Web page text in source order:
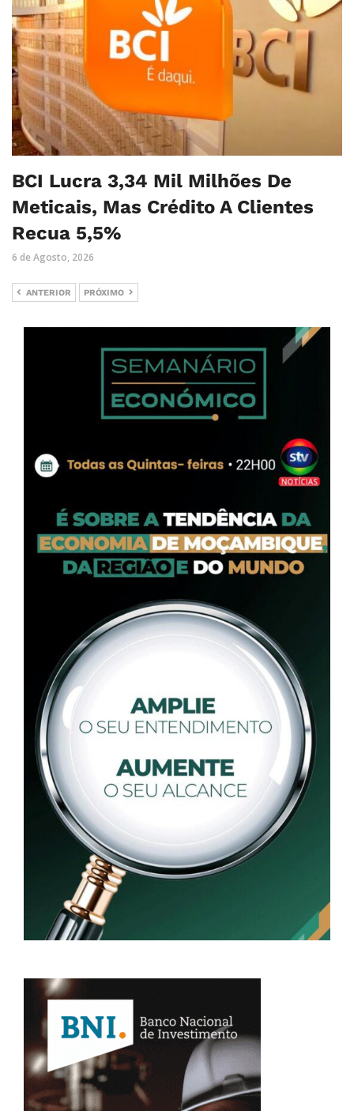
BCI Lucra 3,34 Mil Milhões De
Meticais, Mas Crédito A Clientes
Recua 5,5%
6 de Agosto, 2026
ANTERIOR PRÓXIMO